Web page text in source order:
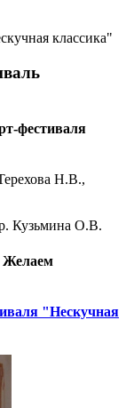
классика"
фестиваля
Н.В.,
Кузьмина О.В.
Желаем
"Нескучная